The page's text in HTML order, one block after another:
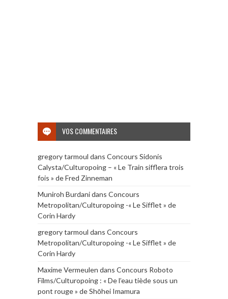
VOS COMMENTAIRES
gregory tarmoul dans Concours Sidonis
Calysta/Culturopoing – « Le Train sifflera trois
fois » de Fred Zinneman
Muniroh Burdanidans Concours
Metropolitan/Culturopoing -« Le Sifflet » de
Corin Hardy
gregory tarmoul dans Concours
Metropolitan/Culturopoing -« Le Sifflet » de
Corin Hardy
Maxime Vermeulen dans Concours Roboto
Films/Culturopoing : « De l’eau tiède sous un
pont rouge » de Shōhei Imamura